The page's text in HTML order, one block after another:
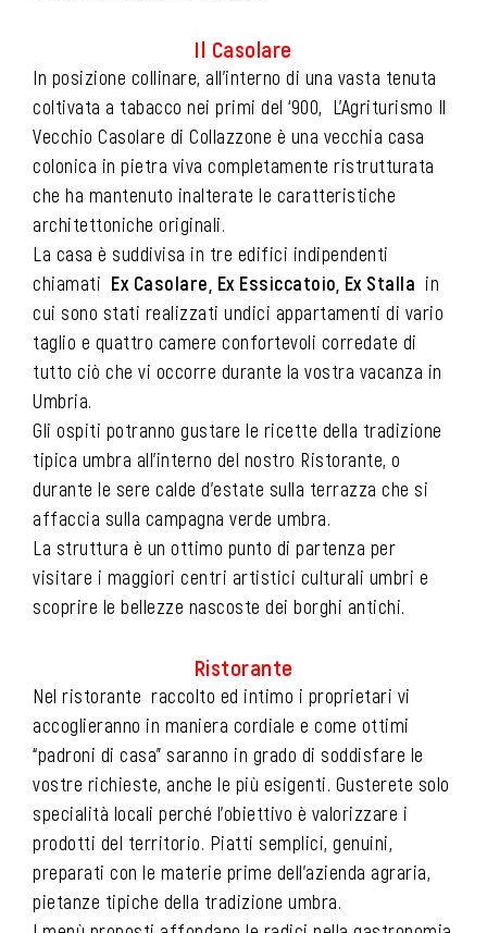
Il Casolare
In posizione collinare, all’interno di una vasta tenuta
coltivata a tabacco nei primi del ‘900, L’Agriturismo Il
Vecchio Casolare di Collazzone è una vecchia casa
colonica in pietra viva completamente ristrutturata
che ha mantenuto inalterate le caratteristiche
architettoniche originali.
La casa è suddivisa in tre edifici indipendenti
chiamati Ex Casolare, Ex Essiccatoio, Ex Stalla in
cui sono stati realizzati undici appartamenti di vario
taglio e quattro camere confortevoli corredate di
tutto ciò che vi occorre durante la vostra vacanza in
Umbria.
Gli ospiti potranno gustare le ricette della tradizione
tipica umbra all’interno del nostro Ristorante, o
durante le sere calde d’estate sulla terrazza che si
affaccia sulla campagna verde umbra.
La struttura è un ottimo punto di partenza per
visitare i maggiori centri artistici culturali umbri e
scoprire le bellezze nascoste dei borghi antichi.
Ristorante
Nel ristorante raccolto ed intimo i proprietari vi
accoglieranno in maniera cordiale e come ottimi
“padroni di casa” saranno in grado di soddisfare le
vostre richieste, anche le più esigenti. Gusterete solo
specialità locali perché l’obiettivo è valorizzare i
prodotti del territorio. Piatti semplici, genuini,
preparati con le materie prime dell’azienda agraria,
pietanze tipiche della tradizione umbra.